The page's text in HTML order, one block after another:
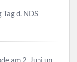
d. NDS